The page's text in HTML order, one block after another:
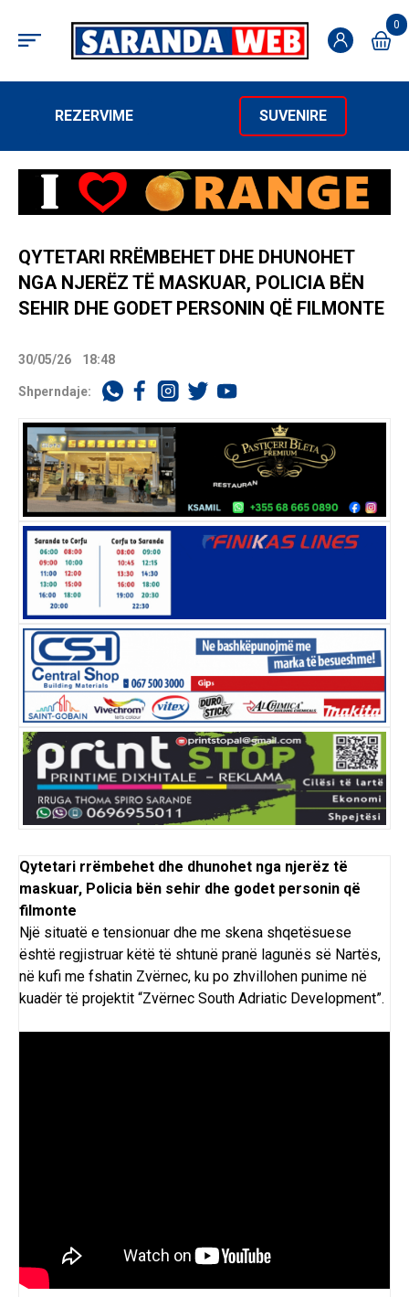
0
REZERVIME SUVENIRE
QYTETARI RRËMBEHET DHE DHUNOHET
NGA NJERËZ TË MASKUAR, POLICIA BËN
SEHIR DHE GODET PERSONIN QË FILMONTE
30/05/26 18:48
Shperndaje:
Qytetari rrëmbehet dhe dhunohet nga njerëz të
maskuar, Policia bën sehir dhe godet personin që
filmonte
Një situatë e tensionuar dhe me skena shqetësuese
është regjistruar këtë të shtunë pranë lagunës së Nartës,
në kufi me fshatin Zvërnec, ku po zhvillohen punime në
kuadër të projektit “Zvërnec South Adriatic Development”.